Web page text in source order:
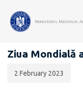
COMUNICATE DE
Ziua Mondială
publicării:
2 February 2023